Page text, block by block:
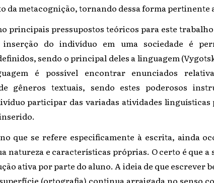
da metacognição, tornando dessa forma pertinente
principais pressupostos teóricos para este
do indivíduo em uma sociedade é
sendo o principal deles a linguagem
é possível encontrar enunciados
gêneros textuais, sendo estes poderosos
participar das variadas atividades linguísticas
que se refere especificamente à escrita, ainda
natureza e características próprias. O certo é que a
ativa por parte do aluno. A ideia de que escrever
(ortografia) continua arraigada no senso